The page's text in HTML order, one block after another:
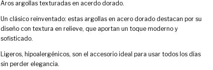
Aros argollas texturadas en acerdo dorado.
Un clásico reinventado: estas argollas en acero dorado destacan por su
diseño con textura en relieve, que aportan un toque moderno y
sofisticado.
Ligeros, hipoalergénicos, son el accesorio ideal para usar todos los días
sin perder elegancia.